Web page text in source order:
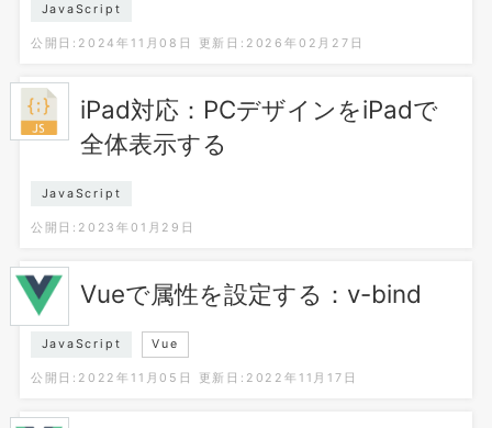
JavaScript
公開日:2024年11月08日 更新日:2026年02月27日
iPad対応：PCデザインをiPadで
全体表示する
JavaScript
公開日:2023年01月29日
Vueで属性を設定する：v-bind
JavaScript Vue
公開日:2022年11月05日 更新日:2022年11月17日